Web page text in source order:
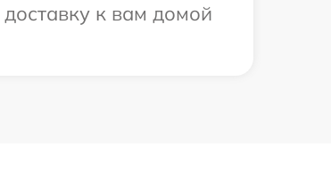
к вам домой